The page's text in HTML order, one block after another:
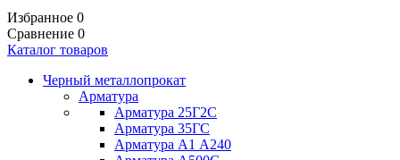
Избранное 0
Сравнение 0
Каталог товаров
Черный металлопрокат
Арматура
Арматура 25Г2С
Арматура 35ГС
Арматура А1 А240